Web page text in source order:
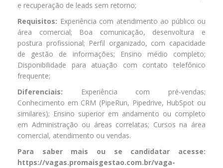
e recuperação de leads sem retorno;
Requisitos: Experiência com atendimento ao público ou
área comercial; Boa comunicação, desenvoltura e
postura profissional; Perfil organizado, com capacidade
de gestão de informações; Ensino médio completo;
Disponibilidade para atuação com contato telefônico
frequente;
Diferenciais: Experiência com pré-vendas;
Conhecimento em CRM (PipeRun, Pipedrive, HubSpot ou
similares); Ensino superior em andamento ou completo
em Administração ou áreas correlatas; Cursos na área
comercial, atendimento ou vendas.
Para saber mais ou se candidatar acesse:
https://vagas.promaisgestao.com.br/vaga-